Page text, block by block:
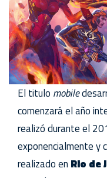
El titulo mobile
comenzará el año
realizó durante el
exponencialmente y
realizado en Rio de